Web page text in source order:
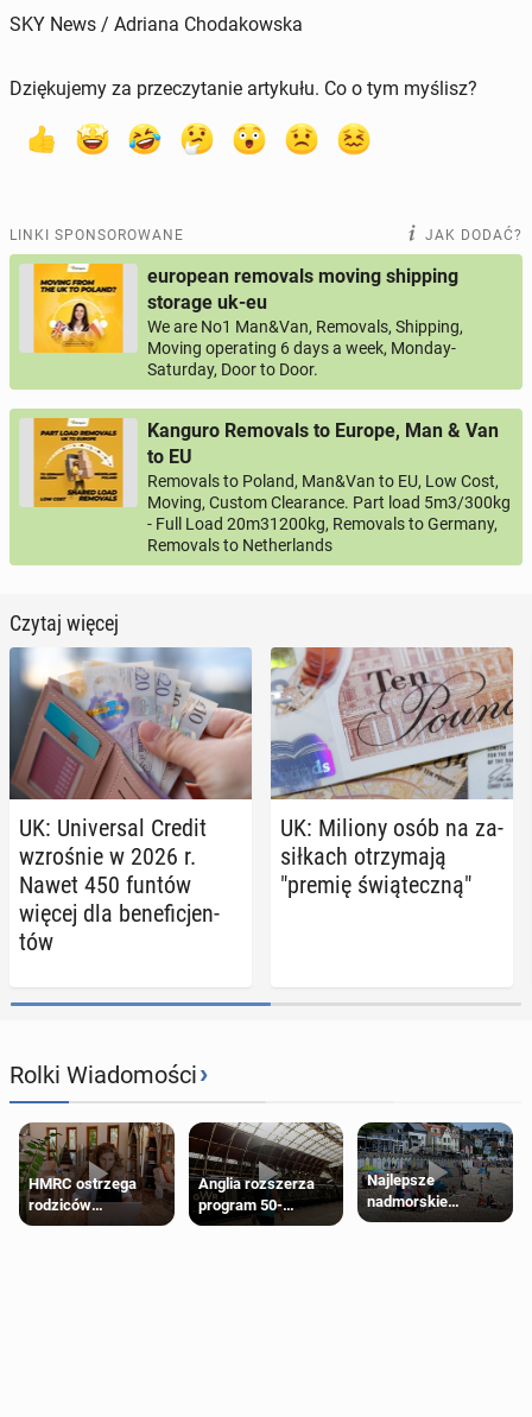
SKY News / Adriana Chodakowska
Dziękujemy za przeczytanie artykułu. Co o tym myślisz?
LINKI SPONSOROWANE JAK DODAĆ?
european removals moving shipping
storage uk-eu
We are No1 Man&Van, Removals, Shipping,
Moving operating 6 days a week, Monday-
Saturday, Door to Door.
Kanguro Removals to Europe, Man & Van
to EU
Removals to Poland, Man&Van to EU, Low Cost,
Moving, Custom Clearance. Part load 5m3/300kg
- Full Load 20m31200kg, Removals to Germany,
Removals to Netherlands
Czytaj więcej
UK: Uni­ver­sal Credit
wzro­śnie w 2026 r.
Nawet 450 funtów
więcej dla be­ne­fi­cjen­
tów
UK: Miliony osób na za­
sił­kach otrzy­ma­ją
"premię świą­tecz­ną"
Rolki Wiadomości›
HMRC ostrzega
rodziców
pobierających Child
Anglia rozszerza
program 50-
procentowych
Najlepsze
nadmorskie
miasteczko blisko